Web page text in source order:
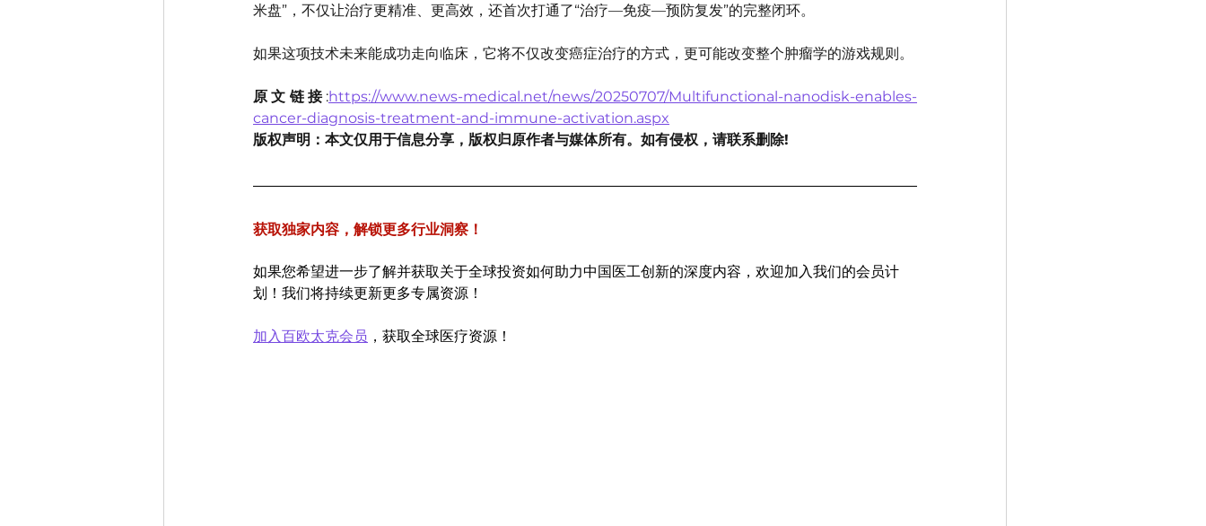
米盘”，不仅让治疗更精准、更高效，还首次打通了“治疗—免疫—预防复发”的完整闭环。
如果这项技术未来能成功走向临床，它将不仅改变癌症治疗的方式，更可能改变整个肿瘤学的游戏规则。
原文链接 :https://www.news-medical.net/news/20250707/Multifunctional-nanodisk-enables-
cancer-diagnosis-treatment-and-immune-activation.aspx
版权声明：本文仅用于信息分享，版权归原作者与媒体所有。如有侵权，请联系删除!
获取独家内容，解锁更多行业洞察！
如果您希望进一步了解并获取关于全球投资如何助力中国医工创新的深度内容，欢迎加入我们的会员计
划！我们将持续更新更多专属资源！
加入百欧太克会员 ，获取全球医疗资源！